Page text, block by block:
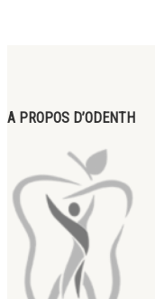
A PROPOS D’ODENTH